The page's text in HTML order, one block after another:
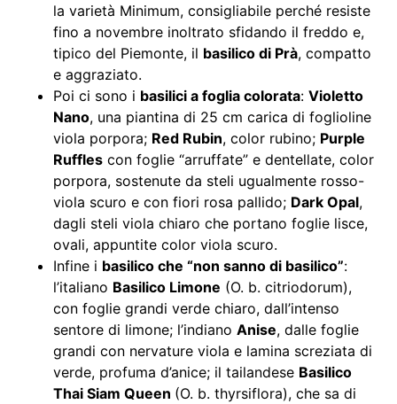
la varietà Minimum, consigliabile perché resiste
fino a novembre inoltrato sfidando il freddo e,
tipico del Piemonte, il basilico di Prà, compatto
e aggraziato.
Poi ci sono i basilici a foglia colorata: Violetto
Nano, una piantina di 25 cm carica di foglioline
viola porpora; Red Rubin, color rubino; Purple
Ruffles con foglie “arruffate” e dentellate, color
porpora, sostenute da steli ugualmente rosso-
viola scuro e con fiori rosa pallido; Dark Opal,
dagli steli viola chiaro che portano foglie lisce,
ovali, appuntite color viola scuro.
Infine i basilico che “non sanno di basilico”:
l’italiano Basilico Limone (O. b. citriodorum),
con foglie grandi verde chiaro, dall’intenso
sentore di limone; l’indiano Anise, dalle foglie
grandi con nervature viola e lamina screziata di
verde, profuma d’anice; il tailandese Basilico
Thai Siam Queen (O. b. thyrsiflora), che sa di